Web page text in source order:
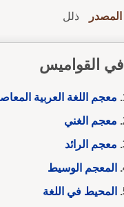
المصدر ذلل
في القواميس
معجم اللغة العربية
معجم الغني
معجم الرائد
المعجم الوسيط
المحيط في اللغة